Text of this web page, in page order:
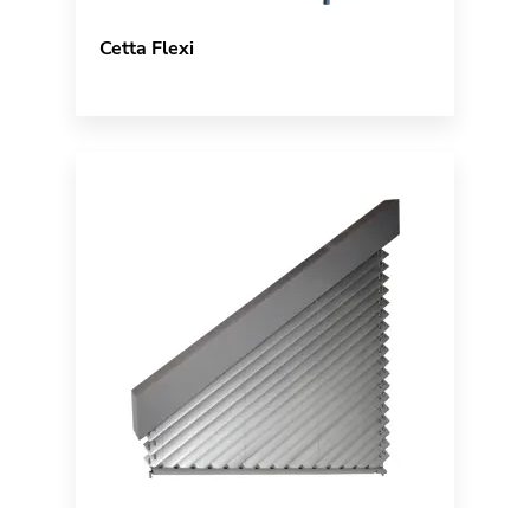
Cetta Flexi